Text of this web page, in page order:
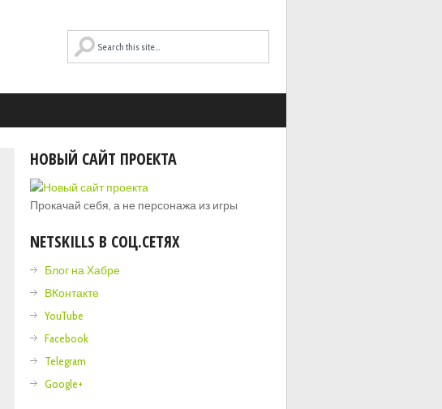
НОВЫЙ САЙТ ПРОЕКТА
Прокачай себя, а не персонажа из игры
NETSKILLS В СОЦ.СЕТЯХ
Блог на Хабре
ВКонтакте
YouTube
Facebook
Telegram
Google+